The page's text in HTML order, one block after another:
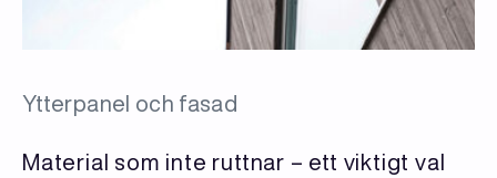
Ytterpanel och fasad
Material som inte ruttnar – ett viktigt val